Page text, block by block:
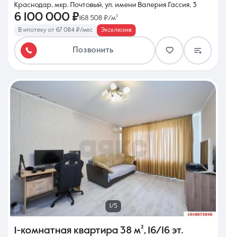
Краснодар, мкр. Почтовый, ул. имени Валерия Гассия, 3
6 100 000 ₽ 168 508 ₽/м²
В ипотеку от 67 084 ₽/мес Эксклюзив
Позвонить
1/5
1-комнатная квартира 38 м², 16/16 эт.